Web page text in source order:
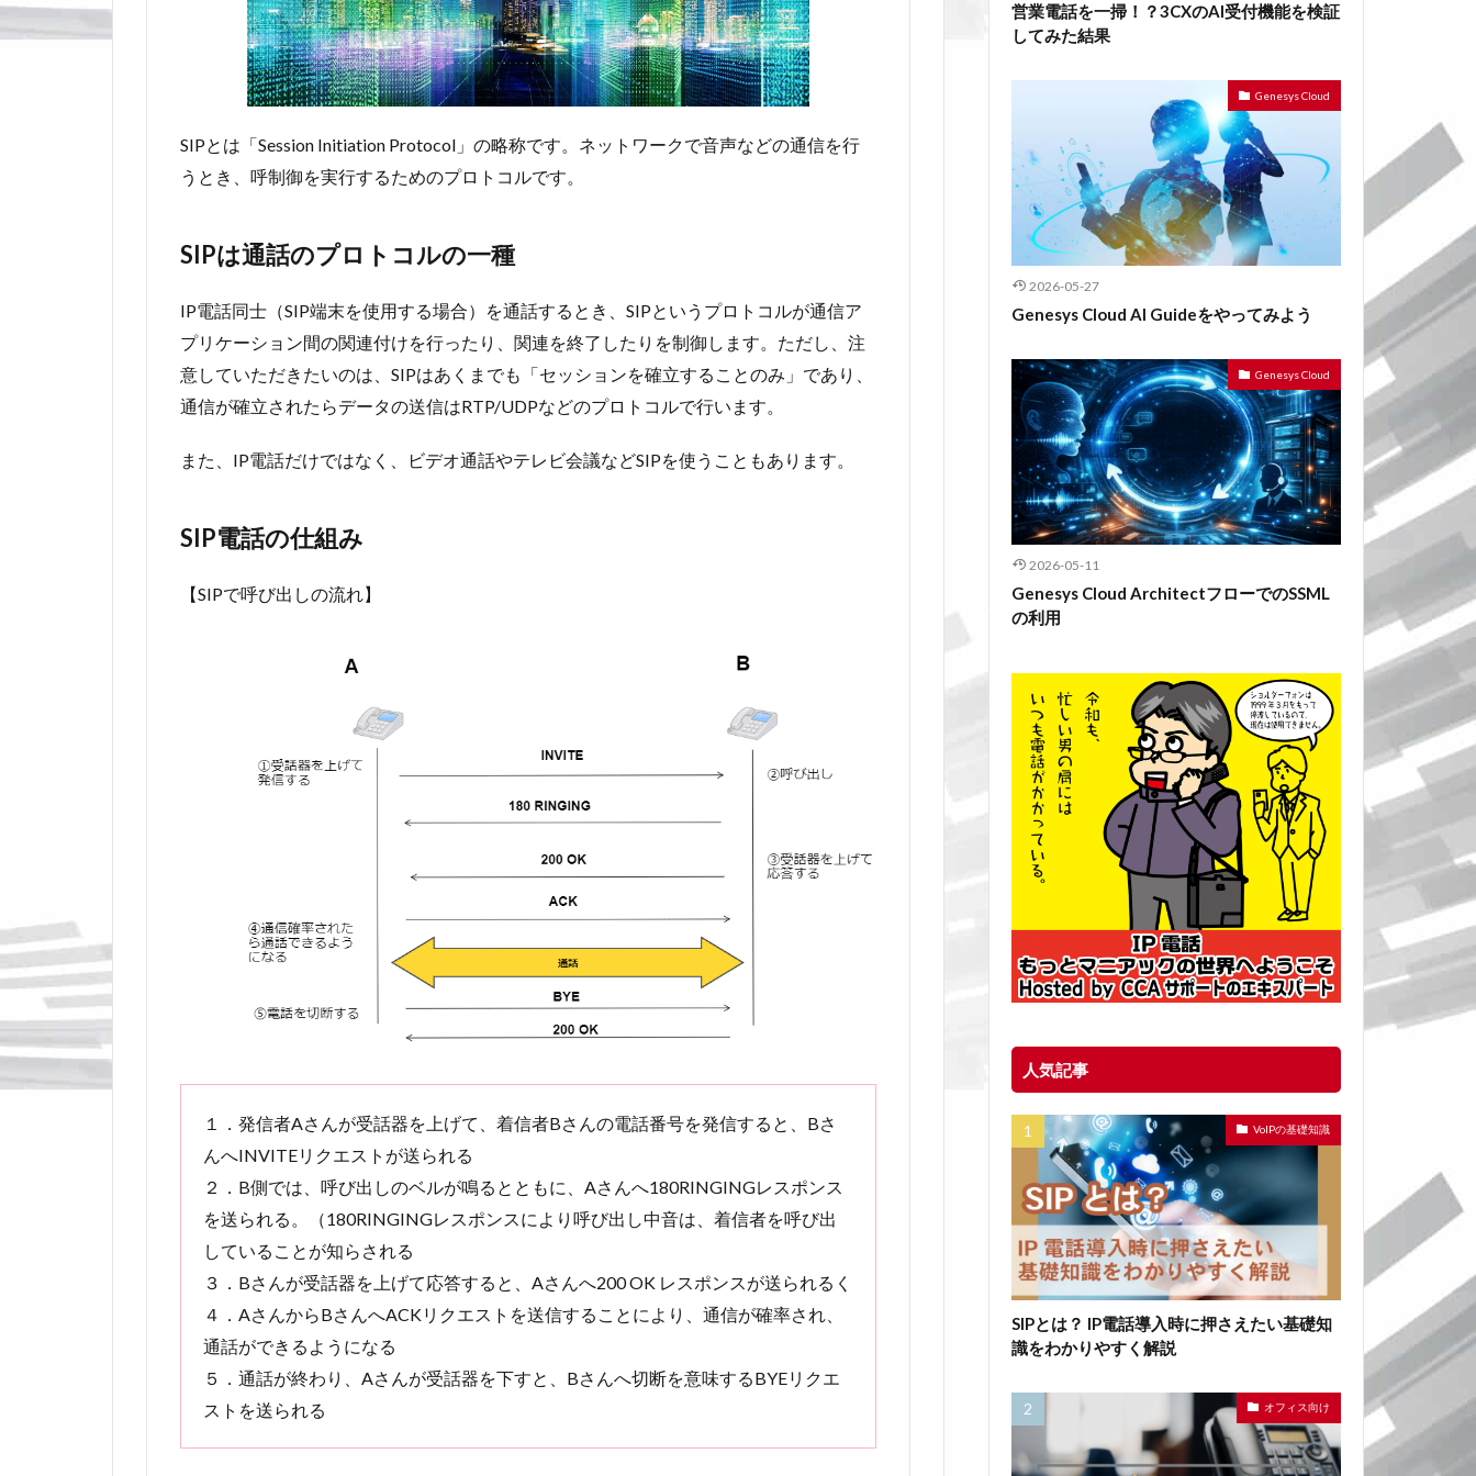
SIPとは「Session Initiation Protocol」の略称です。ネットワークで音声などの通信を行
うとき、呼制御を実行するためのプロトコルです。
SIPは通話のプロトコルの一種
IP電話同士（SIP端末を使用する場合）を通話するとき、SIPというプロトコルが通信ア
プリケーション間の関連付けを行ったり、関連を終了したりを制御します。ただし、注
意していただきたいのは、SIPはあくまでも「セッションを確立することのみ」であり、
通信が確立されたらデータの送信はRTP/UDPなどのプロトコルで行います。
また、IP電話だけではなく、ビデオ通話やテレビ会議などSIPを使うこともあります。
SIP電話の仕組み
【SIPで呼び出しの流れ】
１．発信者Aさんが受話器を上げて、着信者Bさんの電話番号を発信すると、Bさ
んへINVITEリクエストが送られる
２．B側では、呼び出しのベルが鳴るとともに、Aさんへ180RINGINGレスポンス
を送られる。（180RINGINGレスポンスにより呼び出し中音は、着信者を呼び出
していることが知らされる
３．Bさんが受話器を上げて応答すると、Aさんへ200 OK レスポンスが送られるく
４．AさんからBさんへACKリクエストを送信することにより、通信が確率され、
通話ができるようになる
５．通話が終わり、Aさんが受話器を下すと、Bさんへ切断を意味するBYEリクエ
ストを送られる
営業電話を一掃！？3CXのAI受付機能を検証
してみた結果
Genesys Cloud
2026-05-27
Genesys Cloud AI Guideをやってみよう
Genesys Cloud
2026-05-11
Genesys Cloud ArchitectフローでのSSML
の利用
人気記事
VoIPの基礎知識
SIPとは？ IP電話導入時に押さえたい基礎知
識をわかりやすく解説
オフィス向け